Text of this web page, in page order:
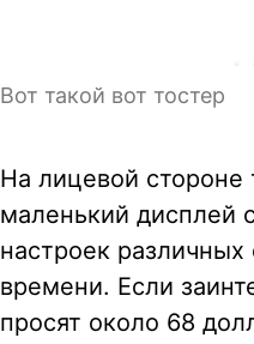
Вот такой вот тостер
На лицевой стороне
маленький дисплей
настроек
времени. Если
просят около 68